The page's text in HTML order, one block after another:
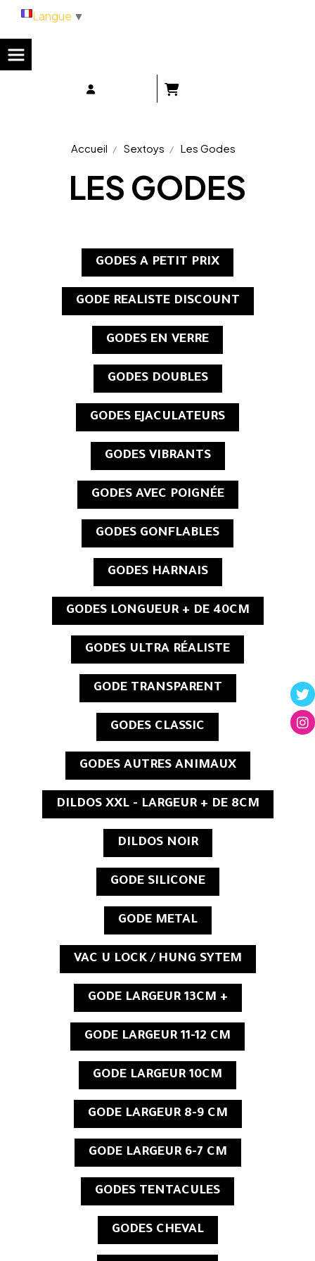
Accueil Sextoys Les Godes
LES GODES
GODES A PETIT PRIX
GODE REALISTE DISCOUNT
GODES EN VERRE
GODES DOUBLES
GODES EJACULATEURS
GODES VIBRANTS
GODES AVEC POIGNÉE
GODES GONFLABLES
GODES HARNAIS
GODES LONGUEUR + DE 40CM
GODES ULTRA RÉALISTE
GODE TRANSPARENT
GODES CLASSIC
GODES AUTRES ANIMAUX
DILDOS XXL - LARGEUR + DE 8CM
DILDOS NOIR
GODE SILICONE
GODE METAL
VAC U LOCK / HUNG SYTEM
GODE LARGEUR 13CM +
GODE LARGEUR 11-12 CM
GODE LARGEUR 10CM
GODE LARGEUR 8-9 CM
GODE LARGEUR 6-7 CM
GODES TENTACULES
GODES CHEVAL
Langue ▼